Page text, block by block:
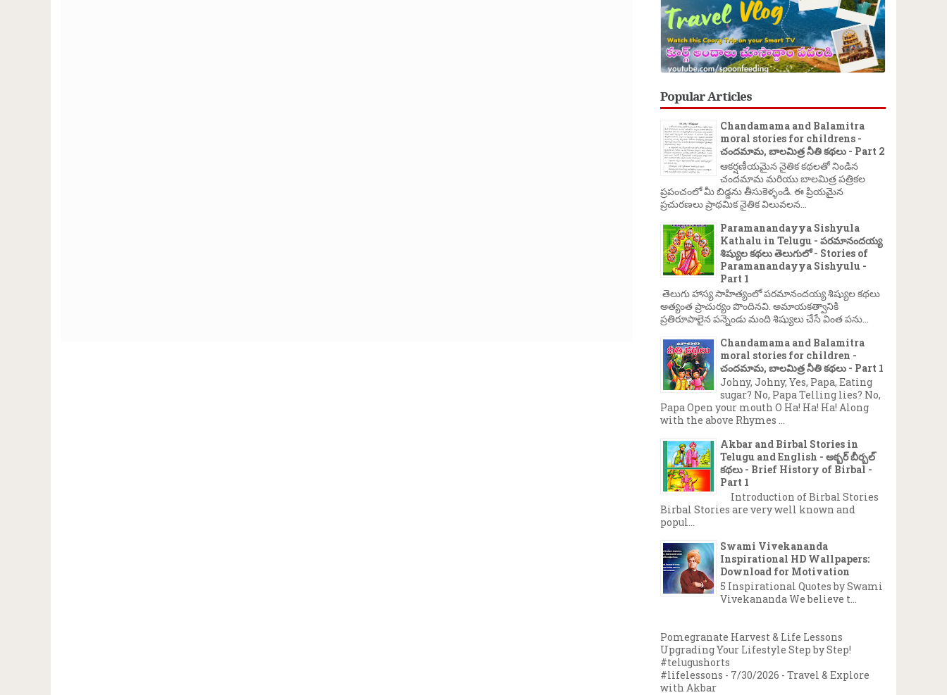
Popular Articles
Chandamama and Balamitra
moral stories for childrens -
చందమామ, బాలమిత్ర నీతి కథలు - Part 2
ఆకర్షణీయమైన నైతిక కథలతో నిండిన
చందమామ మరియు బాలమిత్ర పత్రికల
ప్రపంచంలో మీ బిడ్డను తీసుకెళ్ళండి. ఈ ప్రియమైన
ప్రచురణలు ప్రాథమిక నైతిక విలువలన...
Paramanandayya Sishyula
Kathalu in Telugu - పరమానందయ్య
శిష్యుల కథలు తెలుగులో - Stories of
Paramanandayya Sishyulu -
Part 1
తెలుగు హాస్య సాహిత్యంలో పరమానందయ్య శిష్యుల కథలు
అత్యంత ప్రాచుర్యం పొందినవి. అమాయకత్వానికి
ప్రతిరూపాలైన పన్నెండు మంది శిష్యులు చేసే వింత పను...
Chandamama and Balamitra
moral stories for children -
చందమామ, బాలమిత్ర నీతి కథలు - Part 1
Johny, Johny, Yes, Papa, Eating
sugar? No, Papa Telling lies? No,
Papa Open your mouth O Ha! Ha! Ha! Along
with the above Rhymes ...
Akbar and Birbal Stories in
Telugu and English - అక్బర్ బీర్బల్
కథలు - Brief History of Birbal -
Part 1
Introduction of Birbal Stories
Birbal Stories are very well known and
popul...
Swami Vivekananda
Inspirational HD Wallpapers:
Download for Motivation
5 Inspirational Quotes by Swami
Vivekananda We believe t...
Pomegranate Harvest & Life Lessons
Upgrading Your Lifestyle Step by Step!
#telugushorts
#lifelessons - 7/30/2026 - Travel & Explore
with Akbar